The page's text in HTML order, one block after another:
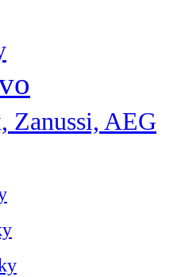
Zanussi, AEG